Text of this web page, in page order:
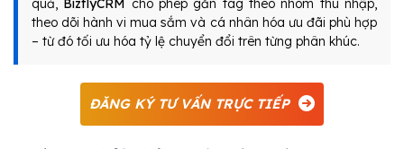
quả, BizflyCRM
cho phép gắn tag theo nhóm thu nhập,
theo dõi hành vi mua sắm và cá nhân hóa ưu đãi phù hợp
– từ đó tối ưu hóa tỷ lệ chuyển đổi trên từng phân khúc.
ĐĂNG KÝ TƯ VẤN TRỰC TIẾP